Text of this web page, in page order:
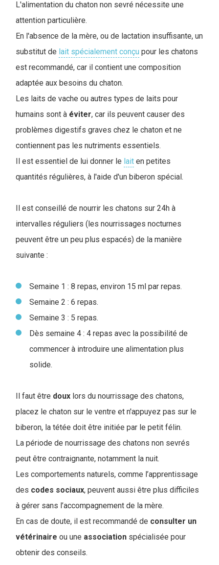
L'alimentation du chaton non sevré nécessite une
attention particulière.
En l'absence de la mère, ou de lactation insuffisante, un
substitut de lait spécialement conçu pour les chatons
est recommandé, car il contient une composition
adaptée aux besoins du chaton.
Les laits de vache ou autres types de laits pour
humains sont à éviter, car ils peuvent causer des
problèmes digestifs graves chez le chaton et ne
contiennent pas les nutriments essentiels.
Il est essentiel de lui donner le lait en petites
quantités régulières, à l'aide d'un biberon spécial.
Il est conseillé de nourrir les chatons sur 24h à
intervalles réguliers (les nourrissages nocturnes
peuvent être un peu plus espacés) de la manière
suivante :
Semaine 1 : 8 repas, environ 15 ml par repas.
Semaine 2 : 6 repas.
Semaine 3 : 5 repas.
Dès semaine 4 : 4 repas avec la possibilité de
commencer à introduire une alimentation plus
solide.
Il faut être doux lors du nourrissage des chatons,
placez le chaton sur le ventre et n'appuyez pas sur le
biberon, la tétée doit être initiée par le petit félin.
La période de nourrissage des chatons non sevrés
peut être contraignante, notamment la nuit.
Les comportements naturels, comme l’apprentissage
des codes sociaux, peuvent aussi être plus difficiles
à gérer sans l’accompagnement de la mère.
En cas de doute, il est recommandé de consulter un
vétérinaire ou une association spécialisée pour
obtenir des conseils.